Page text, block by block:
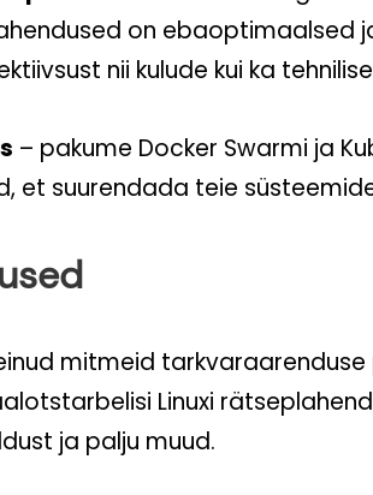
on ebaoptimaalsed
nii kulude kui ka
– pakume Docker Swarmi ja
et suurendada teie
mitmeid tarkvaraarenduse
Linuxi
ja palju muud.